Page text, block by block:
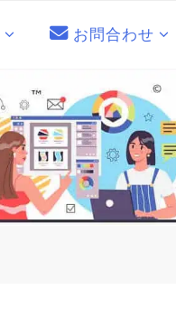
お問合わせ